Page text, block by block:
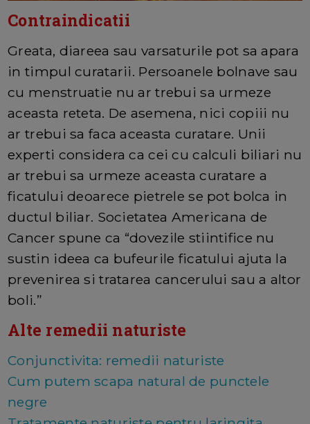
Contraindicatii
Greata, diareea sau varsaturile pot sa apara
in timpul curatarii. Persoanele bolnave sau
cu menstruatie nu ar trebui sa urmeze
aceasta reteta. De asemena, nici copiii nu
ar trebui sa faca aceasta curatare. Unii
experti considera ca cei cu calculi biliari nu
ar trebui sa urmeze aceasta curatare a
ficatului deoarece pietrele se pot bolca in
ductul biliar. Societatea Americana de
Cancer spune ca “dovezile stiintifice nu
sustin ideea ca bufeurile ficatului ajuta la
prevenirea si tratarea cancerului sau a altor
boli.”
Alte remedii naturiste
Conjunctivita: remedii naturiste
Cum putem scapa natural de punctele
negre